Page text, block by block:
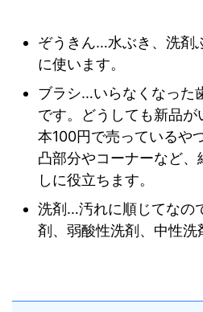
ぞうきん…水ぶき、洗剤
に使います。
ブラシ…いらなくなった
です。どうしても新品
本100円で売っているや
凸部分やコーナーなど、
しに役立ちます。
洗剤…汚れに順じてなの
剤、弱酸性洗剤、中性